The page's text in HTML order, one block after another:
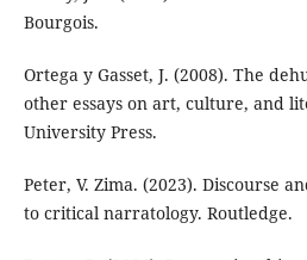
Bourgois.
Ortega y Gasset, J. (2008). The
other essays on art, culture, and
University Press.
Peter, V. Zima. (2023). Discourse
to critical narratology. Routledge.